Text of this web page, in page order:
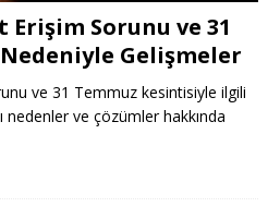
Sorunu ve 31
Gelişmeler
ve 31 Temmuz kesintisiyle ilgili
nedenler ve çözümler hakkında